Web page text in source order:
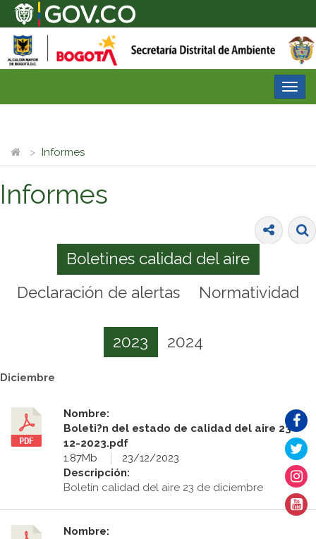
Informes
Informes
Boletines calidad del aire
Declaración de alertas
Normatividad
2023 2024
Diciembre
Nombre:
Boleti?n del estado de calidad del aire 23-
12-2023.pdf
1.87Mb
23/12/2023
Descripción:
Boletín calidad del aire 23 de diciembre
Nombre: